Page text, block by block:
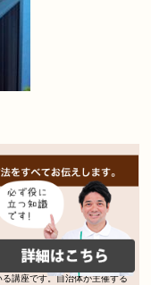
講座です。自治体が主催する